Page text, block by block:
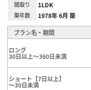
間取り 1LDK
築年数 1978年 6月 築
プラン名・期間
ロング
30日以上～360日未満
ショート【7日以上】
～30日未満